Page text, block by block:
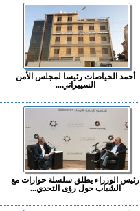
أحمد الحياصات رئيسا لمجلس الأمن
السيبراني...
رئيس الوزراء يطلق سلسلة حوارات مع
الشباب حول رؤى التحدي...